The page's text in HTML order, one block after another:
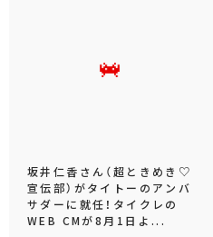
坂井仁香さん（超ときめき♡
宣伝部）がタイトーのアンバ
サダーに就任！タイクレの
WEB CMが8月1日よ...